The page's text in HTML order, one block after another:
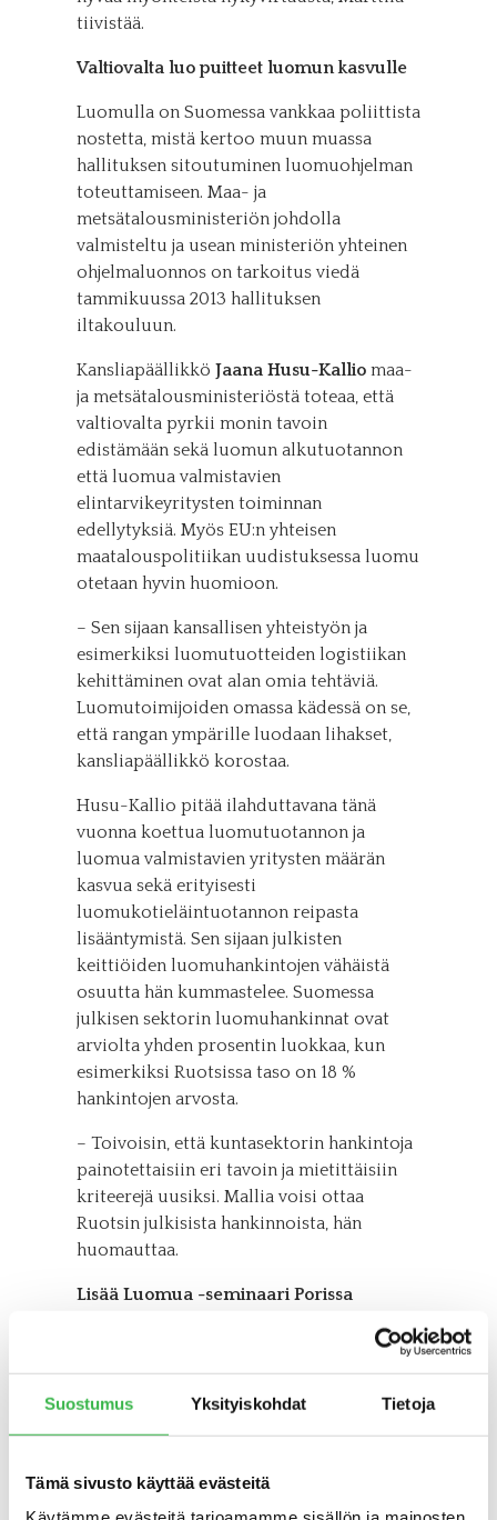
Suostumus Yksityiskohdat Tietoja
Tämä sivusto käyttää evästeitä
tiivistää.
Valtiovalta luo puitteet luomun kasvulle
Luomulla on Suomessa vankkaa poliittista
nostetta, mistä kertoo muun muassa
hallituksen sitoutuminen luomuohjelman
toteuttamiseen. Maa- ja
metsätalousministeriön johdolla
valmisteltu ja usean ministeriön yhteinen
ohjelmaluonnos on tarkoitus viedä
tammikuussa 2013 hallituksen
iltakouluun.
Kansliapäällikkö Jaana Husu-Kalliomaa-
ja metsätalousministeriöstä toteaa, että
valtiovalta pyrkii monin tavoin
edistämään sekä luomun alkutuotannon
että luomua valmistavien
elintarvikeyritysten toiminnan
edellytyksiä. Myös EU:n yhteisen
maatalouspolitiikan uudistuksessa luomu
otetaan hyvin huomioon.
– Sen sijaan kansallisen yhteistyön ja
esimerkiksi luomutuotteiden logistiikan
kehittäminen ovat alan omia tehtäviä.
Luomutoimijoiden omassa kädessä on se,
että rangan ympärille luodaan lihakset,
kansliapäällikkö korostaa.
Husu-Kallio pitää ilahduttavana tänä
vuonna koettua luomutuotannon ja
luomua valmistavien yritysten määrän
kasvua sekä erityisesti
luomukotieläintuotannon reipasta
lisääntymistä. Sen sijaan julkisten
keittiöiden luomuhankintojen vähäistä
osuutta hän kummastelee. Suomessa
julkisen sektorin luomuhankinnat ovat
arviolta yhden prosentin luokkaa, kun
esimerkiksi Ruotsissa taso on 18 %
hankintojen arvosta.
– Toivoisin, että kuntasektorin hankintoja
painotettaisiin eri tavoin ja mietittäisiin
kriteerejä uusiksi. Mallia voisi ottaa
Ruotsin julkisista hankinnoista, hän
huomauttaa.
Lisää Luomua -seminaari Porissa
että maa- ja metsätalousministeriön
kansliapäällikkö Jaana Husu-Kallio
kiertueen seminaarissa, joka järjestetään
Porissa 8. tammikuuta 2013.